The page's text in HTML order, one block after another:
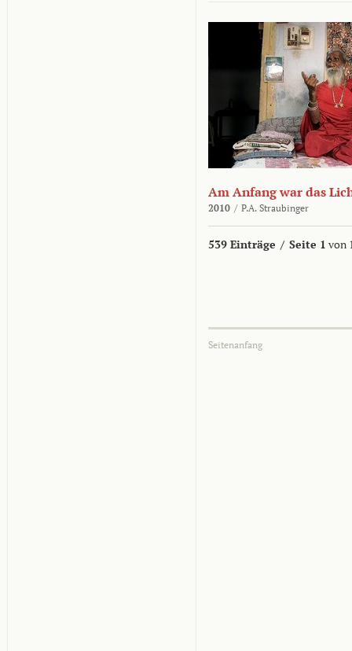
Am Anfang war das
2010 / P.A. Straubinger
539 Einträge / Seite 1 von
Seitenanfang